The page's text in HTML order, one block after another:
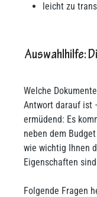
leicht zu
Auswahlhilfe:
Welche
Antwort darauf ist
ermüdend: Es
neben dem
wie wichtig Ihnen
Eigenschaften
Folgende Fragen